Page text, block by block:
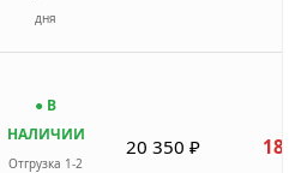
дня
● В
НАЛИЧИИ
Отгрузка 1-2
20 350 ₽ 18